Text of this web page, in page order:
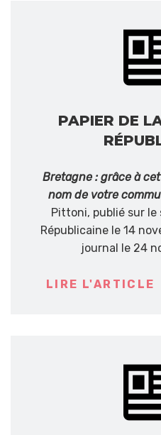
PAPIER DE
Bretagne : grâce à
nom de votre
Pittoni, publié sur
Républicaine le 14
journal le 24
LIRE L'ARTICLE